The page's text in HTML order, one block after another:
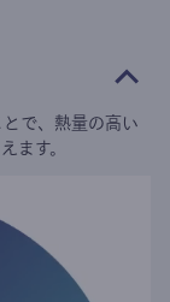
で、熱量の高い
ます。